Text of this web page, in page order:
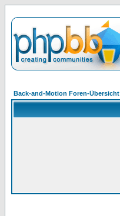
Back-and-Motion Foren-Übersicht